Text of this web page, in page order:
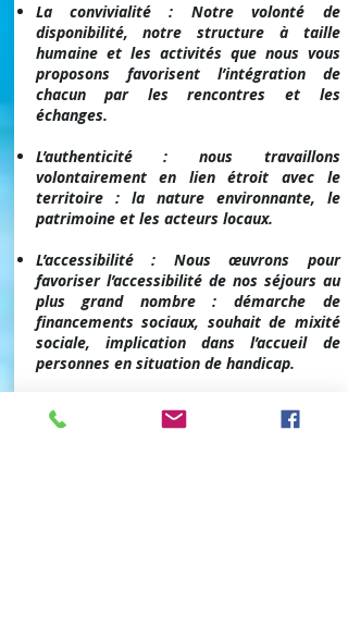
La convivialité : Notre volonté de
disponibilité, notre structure à taille
humaine et les activités que nous vous
proposons favorisent l’intégration de
chacun par les rencontres et les
échanges.
L’authenticité : nous travaillons
volontairement en lien étroit avec le
territoire : la nature environnante, le
patrimoine et les acteurs locaux.
L’accessibilité : Nous œuvrons pour
favoriser l’accessibilité de nos séjours au
plus grand nombre : démarche de
financements sociaux, souhait de mixité
sociale, implication dans l’accueil de
personnes en situation de handicap.
L’engagement social : bien que rigoureuse
notre démarche de gestion associative